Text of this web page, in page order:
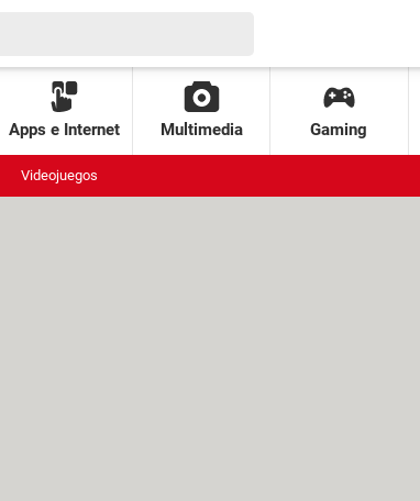
Apps e Internet Multimedia Gaming
Videojuegos